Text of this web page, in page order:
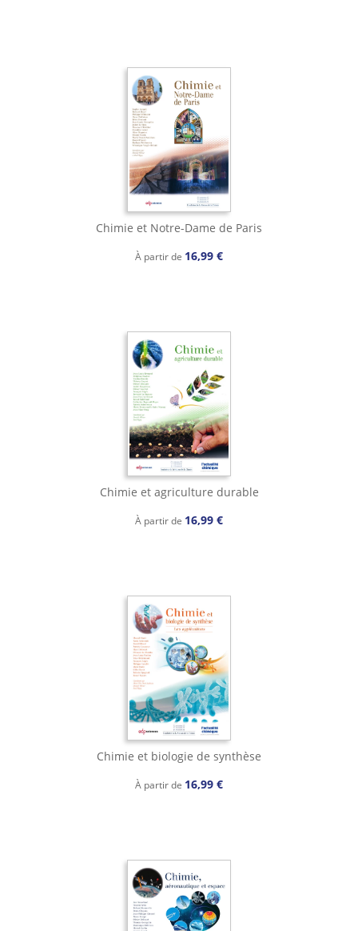
Chimie et Notre-Dame de Paris
À partir de 16,99 €
Chimie et agriculture durable
À partir de 16,99 €
Chimie et biologie de synthèse
À partir de 16,99 €